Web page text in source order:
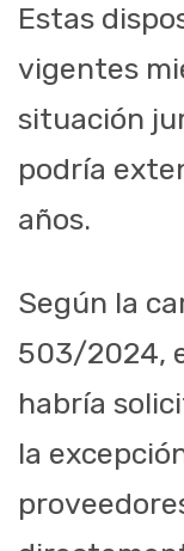
Estas
vigentes
situación
podría
años.
Según la
503/2024,
habría
la